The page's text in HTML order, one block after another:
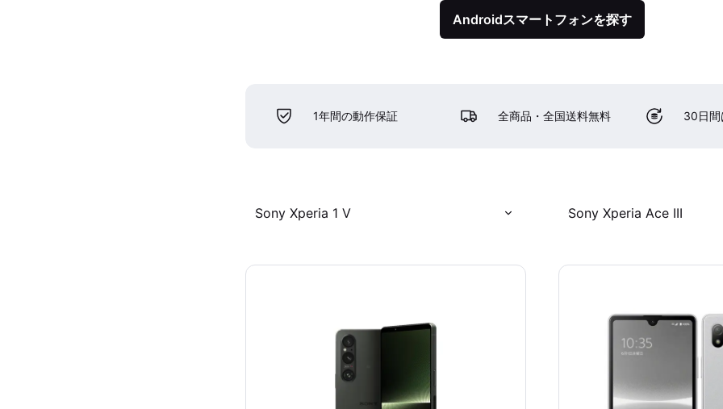
Androidスマートフォンを探す
1年間の動作保証 全商品・全国送料無料 30日間
Sony Xperia 1 V Sony Xperia Ace III